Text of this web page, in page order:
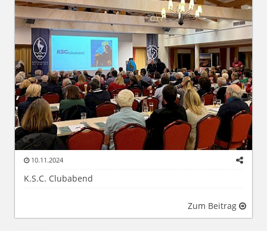
10.11.2024
K.S.C. Clubabend
Zum Beitrag